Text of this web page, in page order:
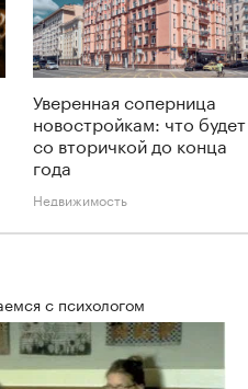
Уверенная соперница
новостройкам: что будет
со вторичкой до конца
года
Недвижимость
с психологом